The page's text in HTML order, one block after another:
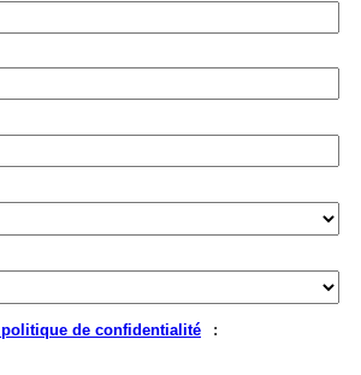
politique de confidentialité :